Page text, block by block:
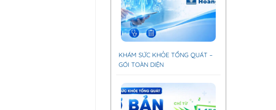
KHÁM SỨC KHỎE TỔNG QUÁT –
GÓI TOÀN DIỆN